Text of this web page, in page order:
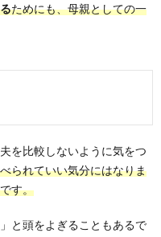
ためにも、母親としての一
を比較しないように気をつ
られていい気分にはなりま
です。
と頭をよぎることもあるで